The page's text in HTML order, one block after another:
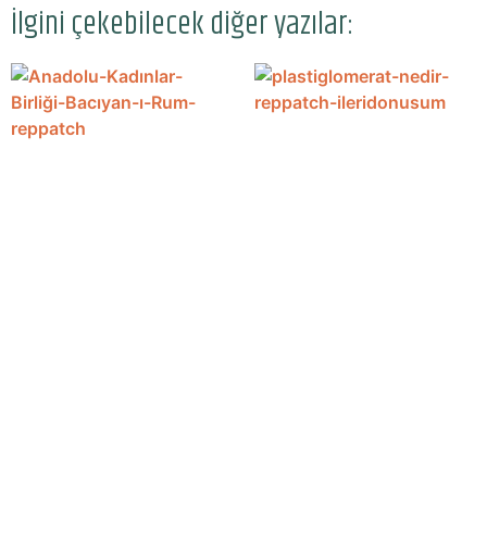
İlgini çekebilecek diğer yazılar: